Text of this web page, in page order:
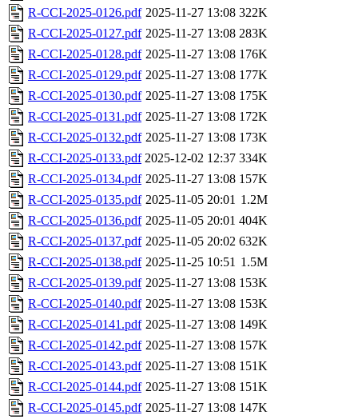
R-CCI-2025-0126.pdf 2025-11-27 13:08 322K
R-CCI-2025-0127.pdf 2025-11-27 13:08 283K
R-CCI-2025-0128.pdf 2025-11-27 13:08 176K
R-CCI-2025-0129.pdf 2025-11-27 13:08 177K
R-CCI-2025-0130.pdf 2025-11-27 13:08 175K
R-CCI-2025-0131.pdf 2025-11-27 13:08 172K
R-CCI-2025-0132.pdf 2025-11-27 13:08 173K
R-CCI-2025-0133.pdf 2025-12-02 12:37 334K
R-CCI-2025-0134.pdf 2025-11-27 13:08 157K
R-CCI-2025-0135.pdf 2025-11-05 20:01 1.2M
R-CCI-2025-0136.pdf 2025-11-05 20:01 404K
R-CCI-2025-0137.pdf 2025-11-05 20:02 632K
R-CCI-2025-0138.pdf 2025-11-25 10:51 1.5M
R-CCI-2025-0139.pdf 2025-11-27 13:08 153K
R-CCI-2025-0140.pdf 2025-11-27 13:08 153K
R-CCI-2025-0141.pdf 2025-11-27 13:08 149K
R-CCI-2025-0142.pdf 2025-11-27 13:08 157K
R-CCI-2025-0143.pdf 2025-11-27 13:08 151K
R-CCI-2025-0144.pdf 2025-11-27 13:08 151K
R-CCI-2025-0145.pdf 2025-11-27 13:08 147K